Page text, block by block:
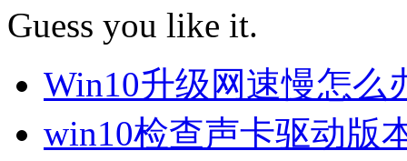
Guess you like it.
Win10升级网速慢怎么
win10检查声卡驱动版